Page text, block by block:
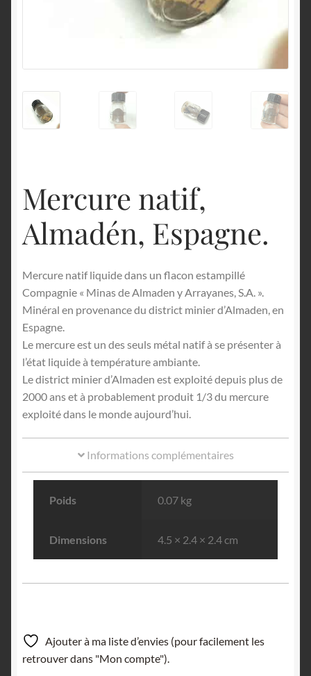
Mercure natif,
Almadén, Espagne.
Mercure natif liquide dans un flacon estampillé
Compagnie « Minas de Almaden y Arrayanes, S.A. ».
Minéral en provenance du district minier d’Almaden, en
Espagne.
Le mercure est un des seuls métal natif à se présenter à
l’état liquide à température ambiante.
Le district minier d’Almaden est exploité depuis plus de
2000 ans et à probablement produit 1/3 du mercure
exploité dans le monde aujourd’hui.
Informations complémentaires
Poids 0.07 kg
Dimensions 4.5 × 2.4 × 2.4 cm
Ajouter à ma liste d’envies (pour facilement les
retrouver dans "Mon compte").